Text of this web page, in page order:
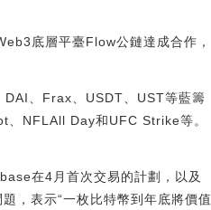
底層平臺Flow公鏈達成合作，
DAI、Frax、USDT、UST等藍籌
、NFLAll Day和UFC Strike等。
在4月首次交易的計劃，以及
，表示“一枚比特幣到年底將價值